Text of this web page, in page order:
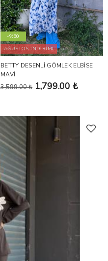
-%50
AĞUSTOS İNDİRİMİ
BETTY DESENLİ GÖMLEK ELBİSE
MAVİ
3,599.00 ₺ 1,799.00 ₺